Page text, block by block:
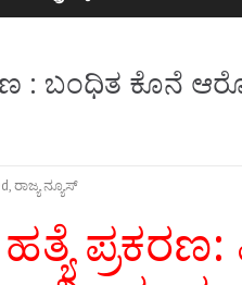
: ಬಂಧಿತ ಕೊನೆ
,ರಾಜ್ಯ ನ್ಯೂಸ್
ಪ್ರಕರಣ: